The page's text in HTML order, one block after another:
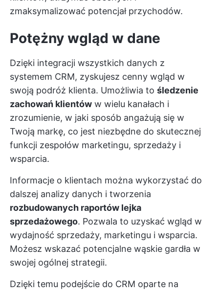
zmaksymalizować potencjał przychodów.
Potężny wgląd w dane
Dzięki integracji wszystkich danych z
systemem CRM, zyskujesz cenny wgląd w
swoją podróż klienta. Umożliwia to śledzenie
zachowań klientów w wielu kanałach i
zrozumienie, w jaki sposób angażują się w
Twoją markę, co jest niezbędne do skutecznej
funkcji zespołów marketingu, sprzedaży i
wsparcia.
Informacje o klientach można wykorzystać do
dalszej analizy danych i tworzenia
rozbudowanych raportów lejka
sprzedażowego. Pozwala to uzyskać wgląd w
wydajność sprzedaży, marketingu i wsparcia.
Możesz wskazać potencjalne wąskie gardła w
swojej ogólnej strategii.
Dzięki temu podejście do CRM oparte na